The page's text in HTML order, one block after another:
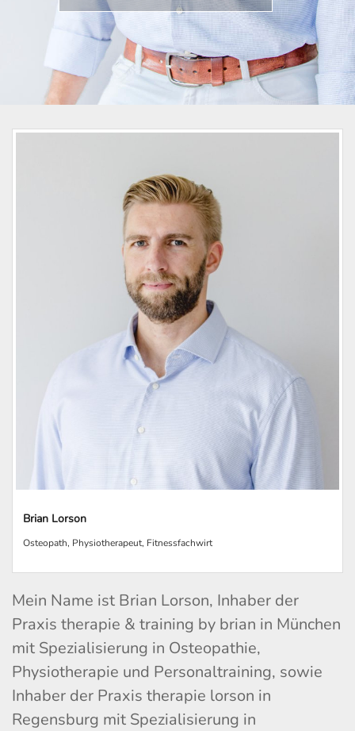
Brian Lorson
Osteopath, Physiotherapeut, Fitnessfachwirt
Mein Name ist Brian Lorson, Inhaber der
Praxis therapie & training by brian in München
mit Spezialisierung in Osteopathie,
Physiotherapie und Personaltraining, sowie
Inhaber der Praxis therapie lorson in
Regensburg mit Spezialisierung in